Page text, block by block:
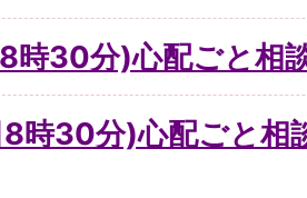
時30分)心配ごと相
時30分)心配ごと相